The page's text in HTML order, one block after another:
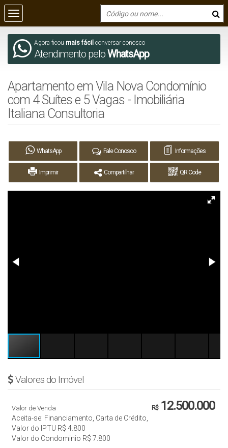
Agora ficou mais fácil conversar conosco
Atendimento peloWhatsApp
Apartamento em Vila Nova Condomínio
com 4 Suítes e 5 Vagas - Imobiliária
Italiana Consultoria
WhatsApp Fale Conosco Informações
Imprimir Compartilhar QR Code
Valores do Imóvel
R$12.500.000
Valor de Venda
Aceita-se: Financiamento, Carta de Crédito,
Valor do IPTU R$ 4.800
Valor do Condominio R$ 7.800